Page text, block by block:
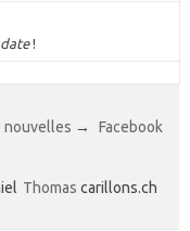
!
nouvelles →
Facebook
Thomas carillons.ch